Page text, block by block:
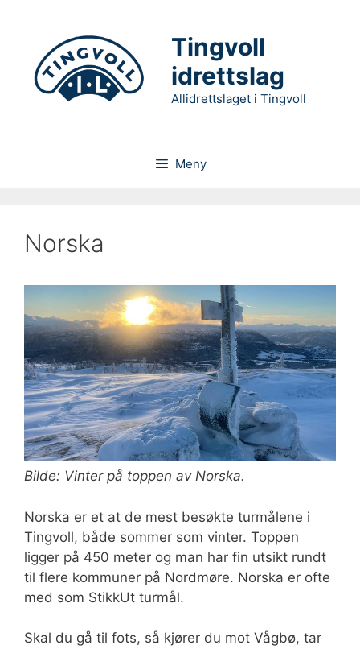
Tingvoll
idrettslag
Allidrettslaget i Tingvoll
Meny
Norska
Bilde: Vinter på toppen av Norska.
Norska er et at de mest besøkte turmålene i
Tingvoll, både sommer som vinter. Toppen
ligger på 450 meter og man har fin utsikt rundt
til flere kommuner på Nordmøre. Norska er ofte
med som StikkUt turmål.
Skal du gå til fots, så kjører du mot Vågbø, tar